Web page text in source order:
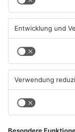
melden mehr
durch Hitze
PRIMAVERALAND